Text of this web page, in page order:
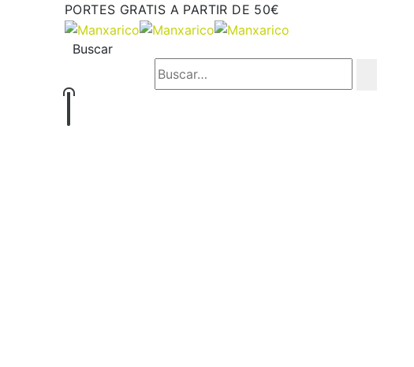
PORTES GRATIS A PARTIR DE 50€
Buscar